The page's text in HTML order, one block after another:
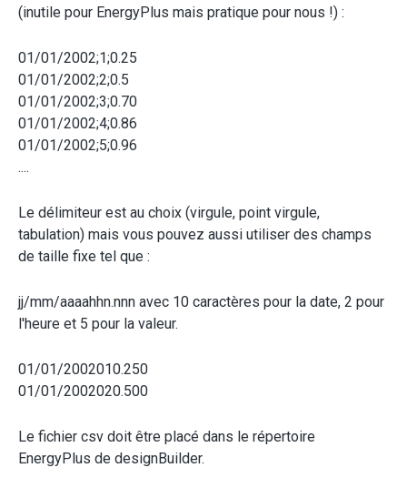
(inutile pour EnergyPlus mais pratique pour nous !) :
01/01/2002;1;0.25
01/01/2002;2;0.5
01/01/2002;3;0.70
01/01/2002;4;0.86
01/01/2002;5;0.96
....
Le délimiteur est au choix (virgule, point virgule,
tabulation) mais vous pouvez aussi utiliser des champs
de taille fixe tel que :
jj/mm/aaaahhn.nnn avec 10 caractères pour la date, 2 pour
l'heure et 5 pour la valeur.
01/01/2002010.250
01/01/2002020.500
Le fichier csv doit être placé dans le répertoire
EnergyPlus de designBuilder.